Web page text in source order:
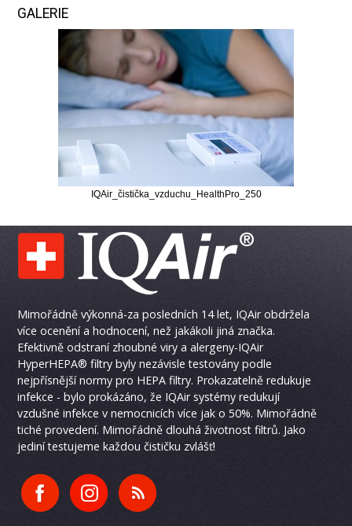
GALERIE
IQAir_čistička_vzduchu_HealthPro_250
Mimořádně výkonná-za posledních 14 let, IQAir obdržela
více ocenění a hodnocení, než jakákoli jiná značka.
Efektivně odstraní zhoubné viry a alergeny-IQAir
HyperHEPA® filtry byly nezávisle testovány podle
nejpřísnější normy pro HEPA filtry. Prokazatelně redukuje
infekce - bylo prokázáno, že IQAir systémy redukují
vzdušné infekce v nemocnicích více jak o 50%. Mimořádně
tiché provedení. Mimořádně dlouhá životnost filtrů. Jako
jediní testujeme každou čističku zvlášť!